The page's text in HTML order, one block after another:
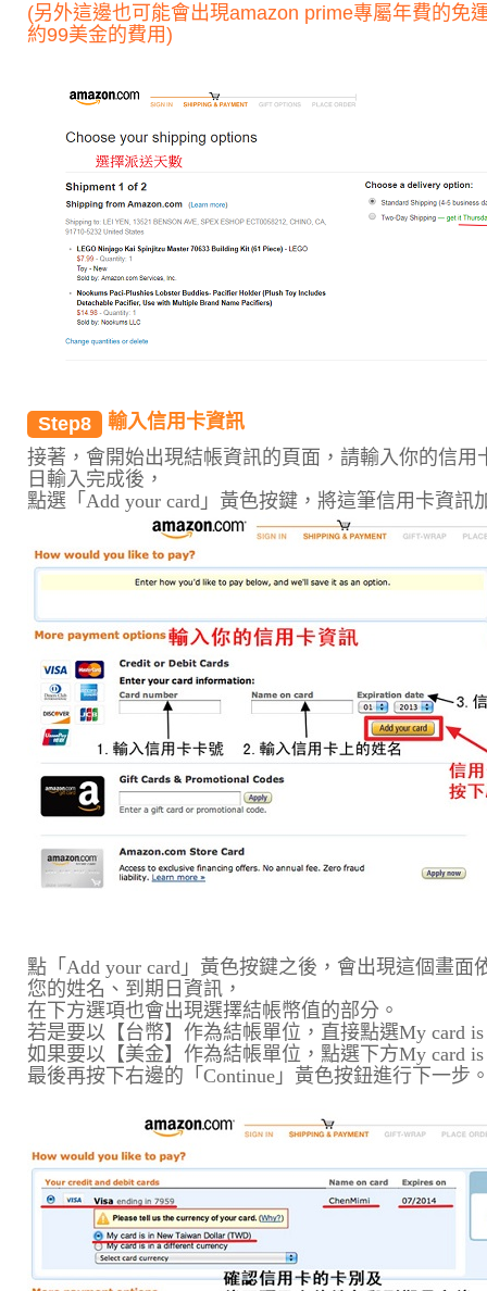
(另外這邊也可能會出現amazon prime專屬年費的免
約99美金的費用)
Step8
輸入信用卡資訊
接著，會開始出現結帳資訊的頁面，請輸入你的信
日輸入完成後，
點選「Add your card」黃色按鍵，將這筆信用卡資訊
點「Add your card」黃色按鍵之後，會出現這個畫
您的姓名、到期日資訊，
在下方選項也會出現選擇結帳幣值的部分。
若是要以【台幣】作為結帳單位，直接點選My card
如果要以【美金】作為結帳單位，點選下方My card is
最後再按下右邊的「Continue」黃色按鈕進行下一步